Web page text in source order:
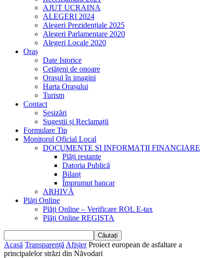
AJUT UCRAINA
ALEGERI 2024
Alegeri Prezidențiale 2025
Alegeri Parlamentare 2020
Alegeri Locale 2020
Oraș
Date Istorice
Cetățeni de onoare
Orașul în imagini
Harta Orașului
Turism
Contact
Sesizări
Sugestii și Reclamații
Formulare Tip
Monitorul Oficial Local
DOCUMENTE ŞI INFORMAŢII FINANCIARE
Plăți restante
Datoria Publică
Bilanț
Împrumut bancar
ARHIVĂ
Plăți Online
Plăți Online – Verificare ROL E-tax
Plăți Online REGISTA
Acasă Transparență Afișier Proiect european de asfaltare a
principalelor străzi din Năvodari